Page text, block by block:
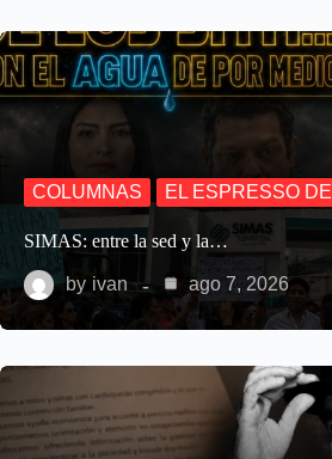
COLUMNAS EL ESPRESSO
SIMAS: entre la sed y la…
by ivan ago 7, 2026